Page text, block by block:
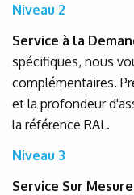
Niveau 2
Service à la
spécifiques, nous
complémentaires.
et la profondeur
la référence RAL.
Niveau 3
Service Sur Mesure